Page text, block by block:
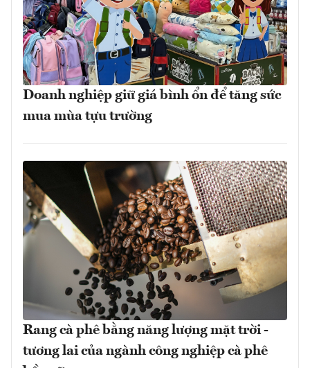
Doanh nghiệp giữ giá bình ổn để tăng sức
mua mùa tựu trường
Rang cà phê bằng năng lượng mặt trời -
tương lai của ngành công nghiệp cà phê